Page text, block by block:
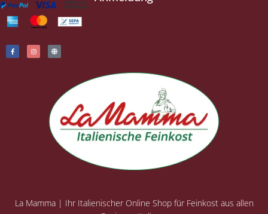
La Mamma | Ihr Italienischer Online Shop für Feinkost aus allen